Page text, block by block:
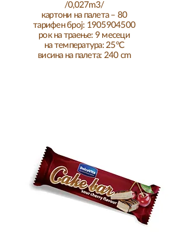
/0,027m3/
картони на палета – 80
тарифен број: 1905904500
рок на траење: 9 месеци
на температура: 25°C
висина на палета: 240 cm